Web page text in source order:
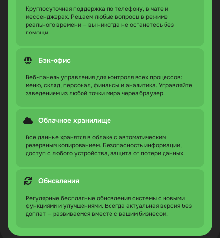
Круглосуточная поддержка по телефону, в чате и
мессенджерах. Решаем любые вопросы в режиме
реального времени — вы никогда не останетесь без
помощи.
Бэк-офис
Веб-панель управления для контроля всех процессов:
меню, склад, персонал, финансы и аналитика. Управляйте
заведением из любой точки мира через браузер.
Облачное хранилище
Все данные хранятся в облаке с автоматическим
резервным копированием. Безопасность информации,
доступ с любого устройства, защита от потери данных.
Обновления
Регулярные бесплатные обновления системы с новыми
функциями и улучшениями. Всегда актуальная версия без
доплат — развиваемся вместе с вашим бизнесом.